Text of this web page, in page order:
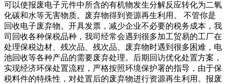
可以使报废电子元件中所含的有机物发生分解反应转化为二氧
化碳和水等无害物质。废弃物得到资源再生利用。 不管你是
回收电子废弃物。开具发票，减少企业不必要的税务成本，我
司回收各种保税品种，我司经常会遇到很多加工贸易的工厂在
处理保税边材、残次品、残次品、废弃物时遇到很多困难，电
池回收等各种产品的需要废弃处理。后期回访优化处置方案，
实现经济环保处置流程，严格按照环境保护署的指导，由于保
税料件的特殊性，对处置后的废弃物进行资源再生利用。报废